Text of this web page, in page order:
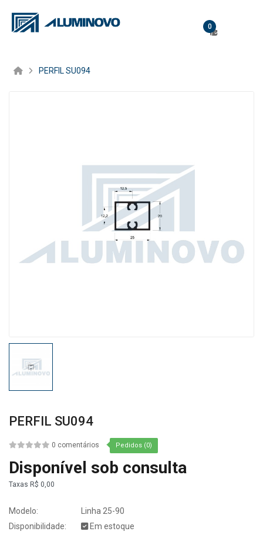
0
PERFIL SU094
PERFIL SU094
0 comentários Pedidos (0)
Disponível sob consulta
Taxas R$ 0,00
Modelo:
Linha 25-90
Disponibilidade:
Em estoque